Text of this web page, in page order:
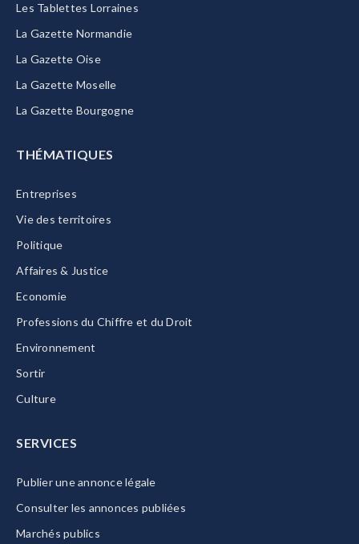
Les Tablettes Lorraines
La Gazette Normandie
La Gazette Oise
La Gazette Moselle
La Gazette Bourgogne
THÉMATIQUES
Entreprises
Vie des territoires
Politique
Affaires & Justice
Economie
Professions du Chiffre et du Droit
Environnement
Sortir
Culture
SERVICES
Publier une annonce légale
Consulter les annonces publiées
Marchés publics